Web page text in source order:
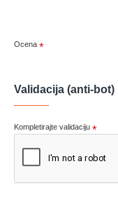
Ocena
Validacija (anti-bot)
Kompletirajte validaciju